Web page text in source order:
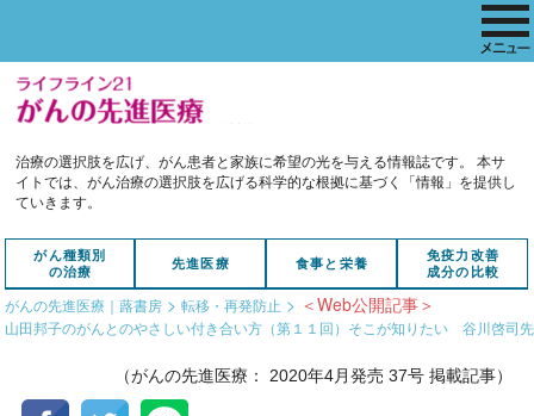
治療の選択肢を広げ、がん患者と家族に希望の光を与える情報誌です。
本サ
イトでは、がん治療の選択肢を広げる科学的な根拠に基づく「情報」を提供し
ていきます。
がん種類別
の治療
先進医療 食事と栄養
免疫力改善
成分の比較
がんの先進医療｜蕗書房 >転移・再発防止 > ＜Web公開記事＞
山田邦子のがんとのやさしい付き合い方（第１１回）そこが知りたい 谷川啓
（がんの先進医療： 2020年4月発売 37号 掲載記事）